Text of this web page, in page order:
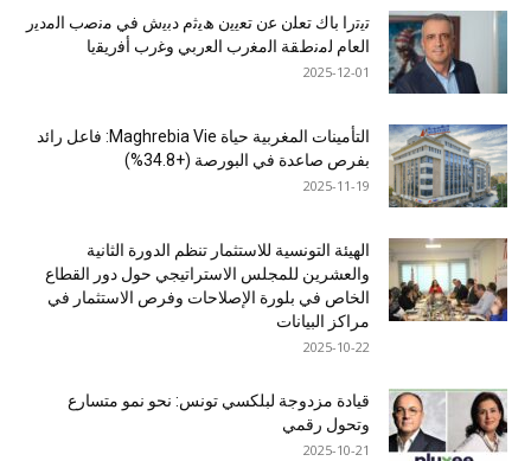
ﺗﯾﺗرا ﺑﺎك ﺗﻌﻠن ﻋن ﺗﻌﯾﯾن ھﯾﺛم دﺑﯾش ﻓﻲ ﻣﻧﺻب اﻟﻣدﯾر
اﻟﻌﺎم ﻟﻣﻧطﻘﺔ اﻟﻣﻐرب اﻟﻌرﺑﻲ وﻏرب أﻓرﯾﻘﯾﺎ
2025-12-01
التأمينات المغربية حياة Maghrebia Vie: فاعل رائد
بفرص صاعدة في البورصة (+34.8%)
2025-11-19
الهيئة التونسية للاستثمار تنظم الدورة الثانية
والعشرين للمجلس الاستراتيجي حول دور القطاع
الخاص في بلورة الإصلاحات وفرص الاستثمار في
مراكز البيانات
2025-10-22
قيادة مزدوجة لبلكسي تونس: نحو نمو متسارع
وتحول رقمي
2025-10-21